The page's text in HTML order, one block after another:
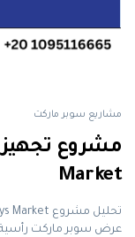
مشاريع سوبر ماركت
Market
عرض سوبر ماركت